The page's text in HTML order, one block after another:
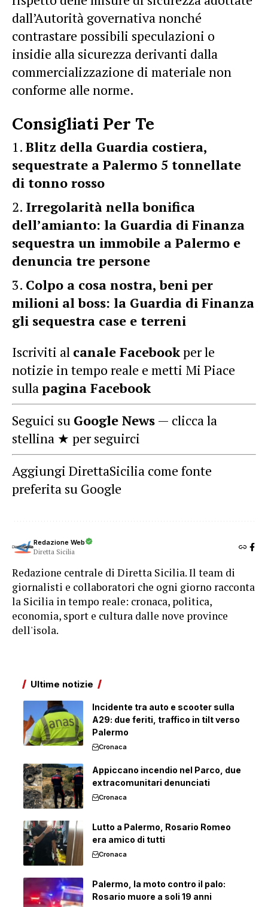
dall’Autorità governativa nonché
contrastare possibili speculazioni o
insidie alla sicurezza derivanti dalla
commercializzazione di materiale non
conforme alle norme.
Consigliati Per Te
Blitz della Guardia costiera,
sequestrate a Palermo 5 tonnellate
di tonno rosso
Irregolarità nella bonifica
dell’amianto: la Guardia di Finanza
sequestra un immobile a Palermo e
denuncia tre persone
Colpo a cosa nostra, beni per
milioni al boss: la Guardia di Finanza
gli sequestra case e terreni
Iscriviti al canale Facebookper le
notizie in tempo reale e metti Mi Piace
sullapagina Facebook
Seguici su Google News — clicca la
stellina ★ per seguirci
Aggiungi DirettaSicilia come fonte
preferita su Google
Redazione Web
Diretta Sicilia
Redazione centrale di Diretta Sicilia. Il team di
giornalisti e collaboratori che ogni giorno racconta
la Sicilia in tempo reale: cronaca, politica,
economia, sport e cultura dalle nove province
dell'isola.
Ultime notizie
Incidente tra auto e scooter sulla
A29: due feriti, traffico in tilt verso
Palermo
Cronaca
Appiccano incendio nel Parco, due
extracomunitari denunciati
Cronaca
Lutto a Palermo, Rosario Romeo
era amico di tutti
Cronaca
Palermo, la moto contro il palo:
Rosario muore a soli 19 anni